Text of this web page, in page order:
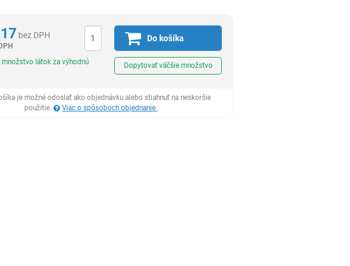
bez DPH
s DPH
Ks
Do košíka
množstvo látok za výhodnú
Dopytovať väčšie množstvo
je možné odoslať ako objednávku alebo stiahnuť na neskoršie
použitie.
Viac o spôsoboch objednanie .